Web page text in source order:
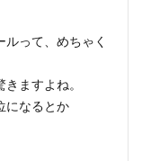
って、めちゃく
ますよね。
になるとか